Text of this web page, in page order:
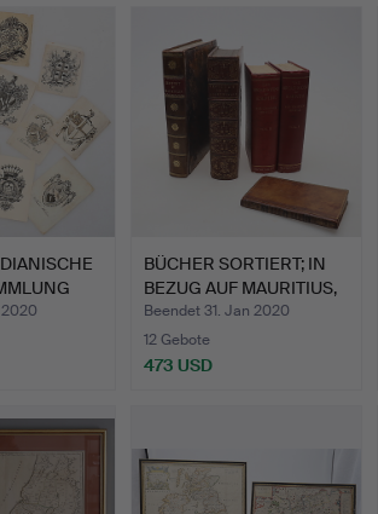
BÜCHER SORTIERT; IN
BEZUG AUF MAURITIUS,
B…
Beendet 31. Jan 2020
12 Gebote
473 USD